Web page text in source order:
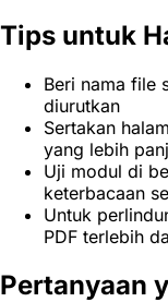
Tips untuk
Beri nama file
diurutkan
Sertakan
yang lebih
Uji modul di
keterbacaan
Untuk
PDF terlebih
Pertanyaan